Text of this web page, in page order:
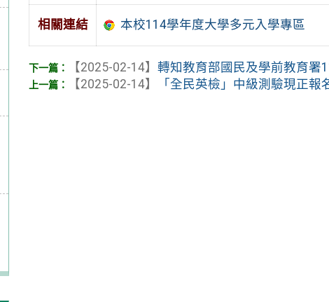
相關連結 本校114學年度大學多元入學專區
【2025-02-14】轉知教育部國民及學前教育署
【2025-02-14】
「全民英檢」中級測驗現正